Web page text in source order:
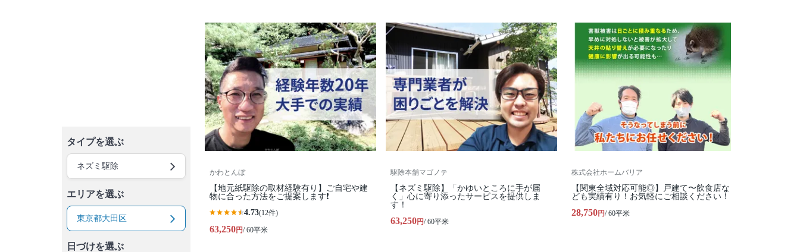
タイプを選ぶ
ネズミ駆除
エリアを選ぶ
東京都大田区
日づけを選ぶ
かわとんぼ
【地元紙駆除の取材経験有り】ご自宅や建
物に合った方法をご提案します❗️
4.73(12件)
63,250円/ 60平米
駆除本舗マゴノテ
【ネズミ駆除】「かゆいところに手が届
く」心に寄り添ったサービスを提供しま
す！
63,250円/ 60平米
株式会社ホームバリア
【関東全域対応可能◎】戸建て〜飲食店な
ども実績有り！お気軽にご相談ください！
28,750円/ 60平米